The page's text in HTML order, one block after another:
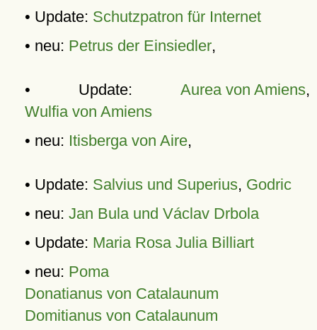
• Update: Schutzpatron für Internet
• neu: Petrus der Einsiedler,
• Update: Aurea von Amiens,
Wulfia von Amiens
• neu: Itisberga von Aire,
• Update: Salvius und Superius, Godric
• neu: Jan Bula und Václav Drbola
• Update: Maria Rosa Julia Billiart
• neu: Poma
Donatianus von Catalaunum
Domitianus von Catalaunum